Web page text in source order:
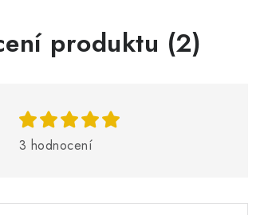
produktu (2)
3 hodnocení